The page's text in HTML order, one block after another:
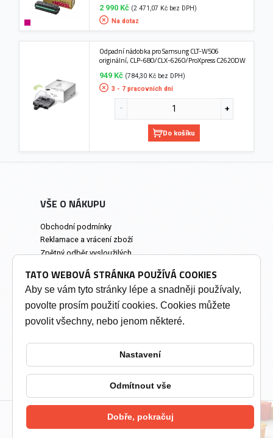
2 990 Kč (2 471,07 Kč bez DPH)
Na dotaz
Odpadní nádobka pro Samsung CLT-W506
originální, CLP-680/CLX-6260/ProXpress C2620DW
949 Kč (784,30 Kč bez DPH)
3 - 7 pracovních dní
Do košíku
VŠE O NÁKUPU
Obchodní podmínky
Reklamace a vrácení zboží
Zpětný odběr vysloužilých
Prodejna a osobní odběr
INFORMACE
Změnit nastavení cookies
2026 © Tonery Olomouc - Tonery do tiskáren
TATO WEBOVÁ STRÁNKA POUŽÍVÁ COOKIES
Aby se vám tyto stránky lépe a snadněji používaly,
povolte prosím použití cookies. Cookies můžete
povolit všechny, nebo jenom některé.
Nastavení
Odmítnout vše
Dobře, pokračuj